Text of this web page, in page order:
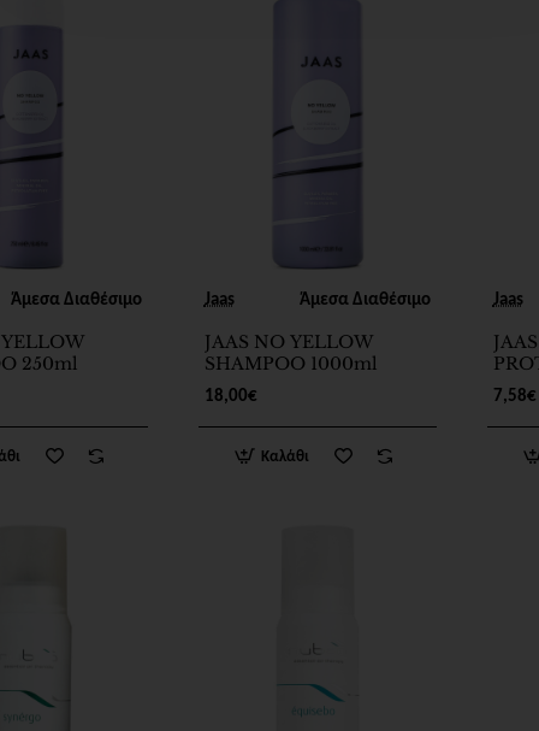
Άμεσα Διαθέσιμο
250ml
Jaas
Άμεσα Διαθέσιμο
JAAS NO YELLOW
SHAMPOO 1000ml
18,00€
Καλάθι
Jaas
7,58€